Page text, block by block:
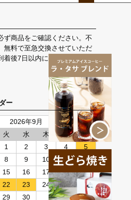
ップ
へ
ず商品をご確認ください。不
無料で至急交換させていただ
着後7日以内に弊社までご返送
ー
2026年9月
火 水 木 金
土
1
2 3 4
5
8 9 10 11
12
15 16 17 18
19
22 23 24 25
26
29 30